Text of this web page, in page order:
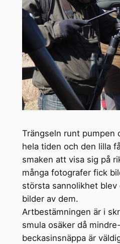
Trängseln runt pumpen
hela tiden och den lilla
smaken att visa sig på
många fotografer fick
största sannolikhet
bilder av dem.
Artbestämningen är i
smula osäker då
beckasinsnäppa är